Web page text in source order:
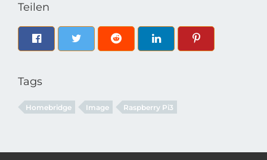
Teilen
Tags
Homebridge Image Raspberry Pi3